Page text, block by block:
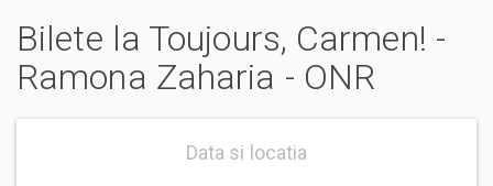
Bilete la Toujours, Carmen! -
Ramona Zaharia - ONR
Data si locatia